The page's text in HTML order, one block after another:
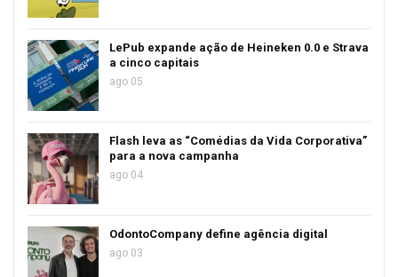
LePub expande ação de Heineken 0.0 e Strava
a cinco capitais
ago 05
Flash leva as “Comédias da Vida Corporativa”
para a nova campanha
ago 04
OdontoCompany define agência digital
ago 03